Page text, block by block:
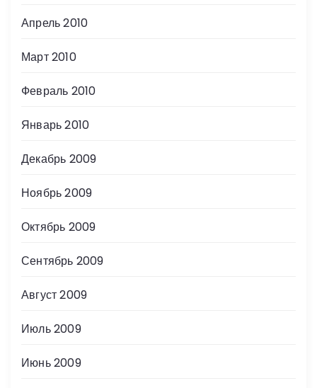
Апрель 2010
Март 2010
Февраль 2010
Январь 2010
Декабрь 2009
Ноябрь 2009
Октябрь 2009
Сентябрь 2009
Август 2009
Июль 2009
Июнь 2009